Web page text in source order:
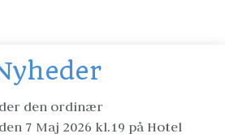
den ordinær
7 Maj 2026 kl.19 på Hotel